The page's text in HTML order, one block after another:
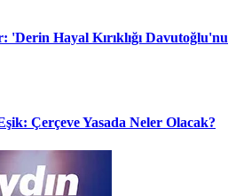
'Derin Hayal Kırıklığı Davutoğlu'nu
Çerçeve Yasada Neler Olacak?